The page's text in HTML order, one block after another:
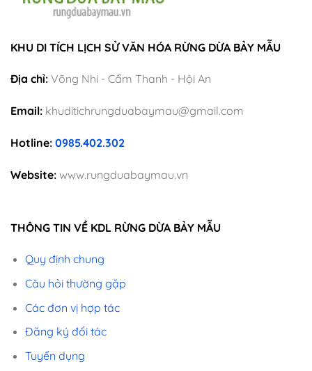
KHU DI TÍCH LỊCH SỬ VĂN HÓA RỪNG DỪA BẢY MẪU
Địa chỉ: Võng Nhi - Cẩm Thanh - Hội An
Email: khuditichrungduabaymau@gmail.com
Hotline: 0985.402.302
Website: www.rungduabaymau.vn
THÔNG TIN VỀ KDL RỪNG DỪA BẢY MẪU
Quy định chung
Câu hỏi thường gặp
Các đơn vị hợp tác
Đăng ký đối tác
Tuyển dụng